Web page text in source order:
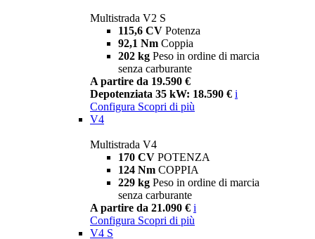
Multistrada V2 S
115,6 CV Potenza
92,1 Nm Coppia
202 kg Peso in ordine di marcia
senza carburante
A partire da 19.590 €
Depotenziata 35 kW: 18.590 € i
Configura Scopri di più
V4
Multistrada V4
170 CV POTENZA
124 Nm COPPIA
229 kg Peso in ordine di marcia
senza carburante
A partire da 21.090 € i
Configura Scopri di più
V4 S